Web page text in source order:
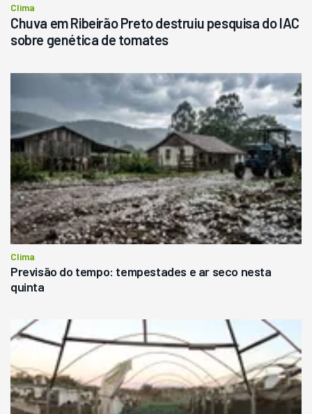
Clima
Chuva em Ribeirão Preto destruiu pesquisa do IAC
sobre genética de tomates
Clima
Previsão do tempo: tempestades e ar seco nesta
quinta